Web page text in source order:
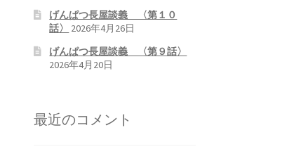
げんぱつ長屋談義 〈第１０
話〉
2026年4月26日
げんぱつ長屋談義 〈第９話〉
2026年4月20日
最近のコメント